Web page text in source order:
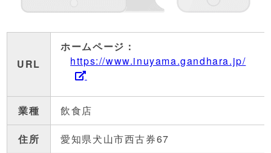
URL
ホームページ：
https://www.inuyama.gandhara.jp/
業種 飲食店
住所 愛知県犬山市西古券67